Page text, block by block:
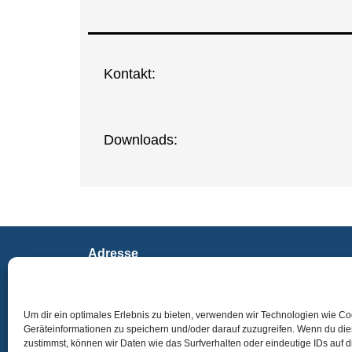
Um dir ein optimales Erlebnis zu bieten, verwenden wir Technologien wie
Geräteinformationen zu speichern und/oder darauf zuzugreifen. Wenn du
zustimmst, können wir Daten wie das Surfverhalten oder eindeutige IDs auf
Kon­takt:
Down­loads:
Adresse
Ohmstraße 7
97076 Würzburg